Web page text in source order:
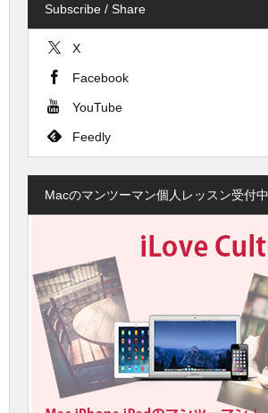
Subscribe / Share
X
Facebook
YouTube
Feedly
Macのマンツーマン個人レッスン受付中